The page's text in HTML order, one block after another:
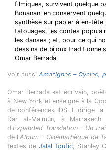
filmiques, survivent quelque
Bouanani en conservent
synthèse sur papier à en-tête
tatouages, les contes
les danses ; et, pour ce qui
dessins de bijoux
Omar Berrada
Voir aussi Amazighes – Cycles,
Omar Berrada est écrivain,
à New York et enseigne à la
de conférences IDS. Il dirige
Dar al-Ma'mûn, à
d'Expanded Translation – Un
de l'Album - Cinémathèque de
textes de Jalal Toufic, Stanley